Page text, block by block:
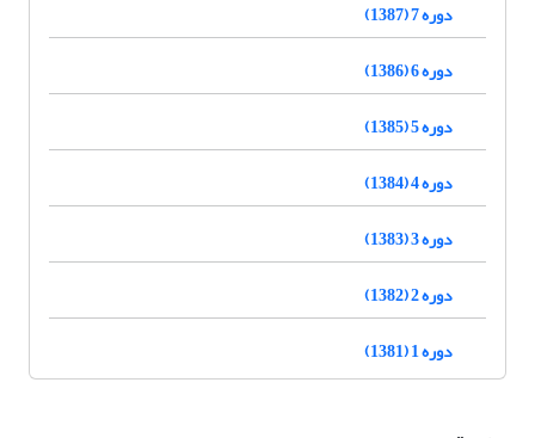
دوره 7 (1387)
دوره 6 (1386)
دوره 5 (1385)
دوره 4 (1384)
دوره 3 (1383)
دوره 2 (1382)
دوره 1 (1381)